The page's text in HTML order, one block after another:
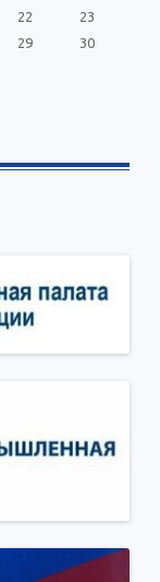
22
23
29
30